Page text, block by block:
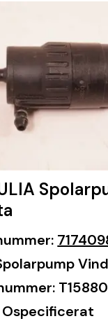
Ospecificerat